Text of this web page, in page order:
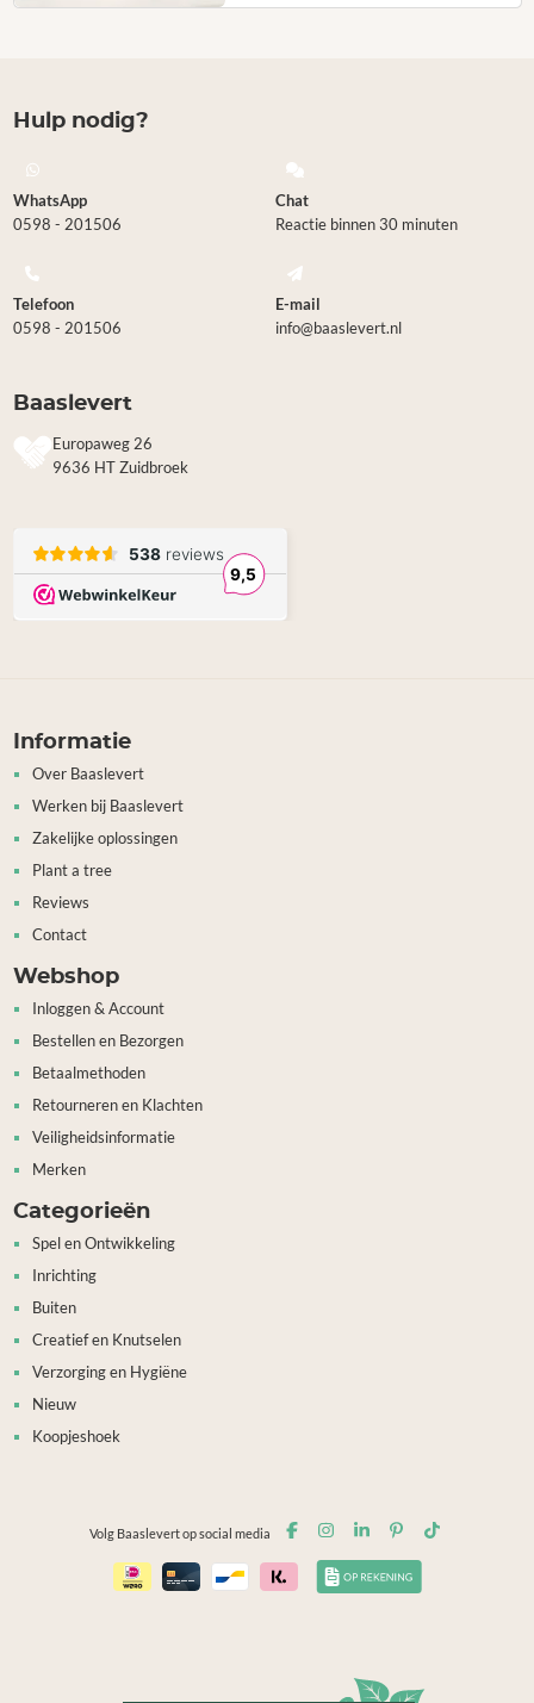
Hulp nodig?
WhatsApp
0598 - 201506
Chat
Reactie binnen 30 minuten
Telefoon
0598 - 201506
E-mail
info@baaslevert.nl
Baaslevert
Europaweg 26
9636 HT Zuidbroek
Informatie
Over Baaslevert
Werken bij Baaslevert
Zakelijke oplossingen
Plant a tree
Reviews
Contact
Webshop
Inloggen & Account
Bestellen en Bezorgen
Betaalmethoden
Retourneren en Klachten
Veiligheidsinformatie
Merken
Categorieën
Spel en Ontwikkeling
Inrichting
Buiten
Creatief en Knutselen
Verzorging en Hygiëne
Nieuw
Koopjeshoek
Volg Baaslevert op social media